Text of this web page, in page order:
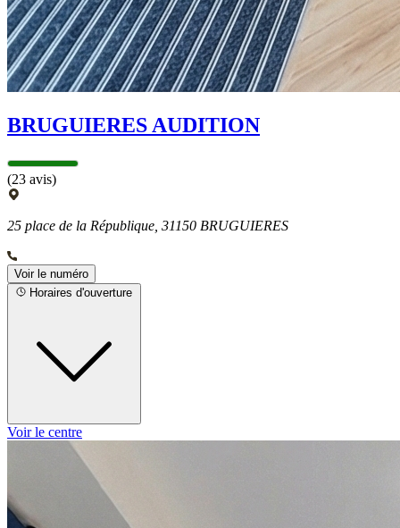
BRUGUIERES AUDITION
(23 avis)
25 place de la République, 31150 BRUGUIERES
Voir le numéro
Horaires d'ouverture
09h30 - 12h30
14h00 - 18h00
Voir le centre